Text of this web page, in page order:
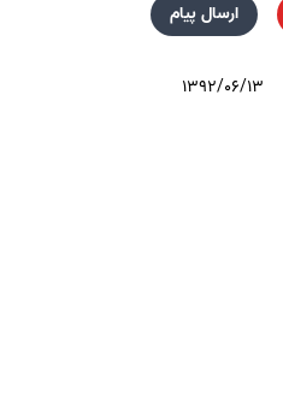
ارسال پیام
۱۳۹۲/۰۶/۱۳